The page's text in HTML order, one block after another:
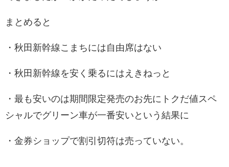
まとめると
・秋田新幹線こまちには自由席はない
・秋田新幹線を安く乗るにはえきねっと
・最も安いのは期間限定発売のお先にトクだ値スペ
シャルでグリーン車が一番安いという結果に
・金券ショップで割引切符は売っていない。